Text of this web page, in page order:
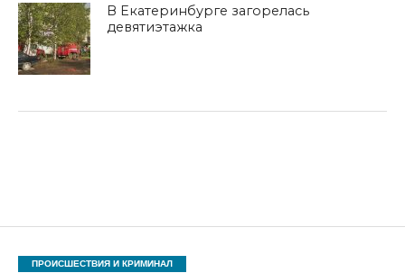
В Екатеринбурге загорелась
девятиэтажка
ПРОИСШЕСТВИЯ И КРИМИНАЛ